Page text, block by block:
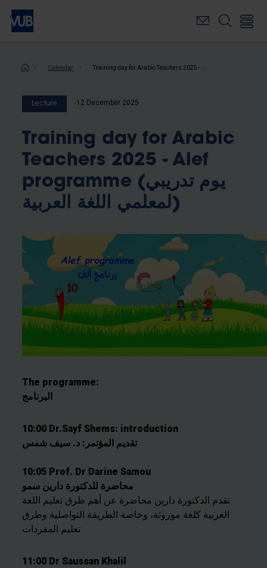
Skip
main
Breadcrumb
Calendar
Lecture 12 December 2025
Training day for Arabic
Teachers 2025 - Alef
programme (يوم تدريبي
لمعلمي اللغة العربية)
The programme:
البرنامج
10:00 Dr.Sayf Shems: introduction
تقديم المؤتمر: د. سيف شمس
10:05 Prof. Dr Darine Samou
محاضرة للدكتورة دارين سمو
تقدم الدكتورة دارين محاضرة عن أهم طرق تعليم اللغة
العربية كلغة موروثة، وخاصة الطريقة التواصلية وطرق
تعليم المفردات.
11:00 Dr Saussan Khalil